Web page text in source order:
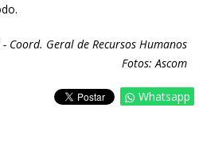
Coord. Geral de Recursos Humanos
Fotos: Ascom
Whatsapp